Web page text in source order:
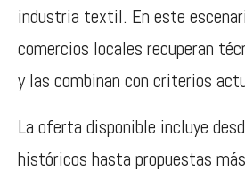
industria textil. En este
comercios locales recuperan
y las combinan con criterios
La oferta disponible incluye
históricos hasta propuestas